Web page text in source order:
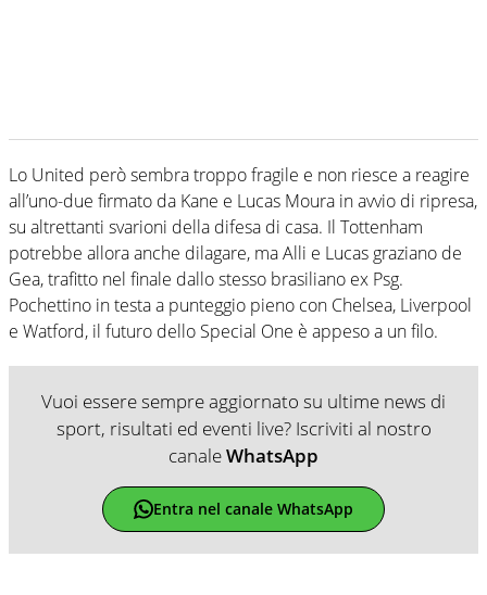
Lo United però sembra troppo fragile e non riesce a reagire
all’uno-due firmato da Kane e Lucas Moura in avvio di ripresa,
su altrettanti svarioni della difesa di casa. Il Tottenham
potrebbe allora anche dilagare, ma Alli e Lucas graziano de
Gea, trafitto nel finale dallo stesso brasiliano ex Psg.
Pochettino in testa a punteggio pieno con Chelsea, Liverpool
e Watford, il futuro dello Special One è appeso a un filo.
Vuoi essere sempre aggiornato su ultime news di
sport, risultati ed eventi live? Iscriviti al nostro
canaleWhatsApp
Entra nel canale WhatsApp